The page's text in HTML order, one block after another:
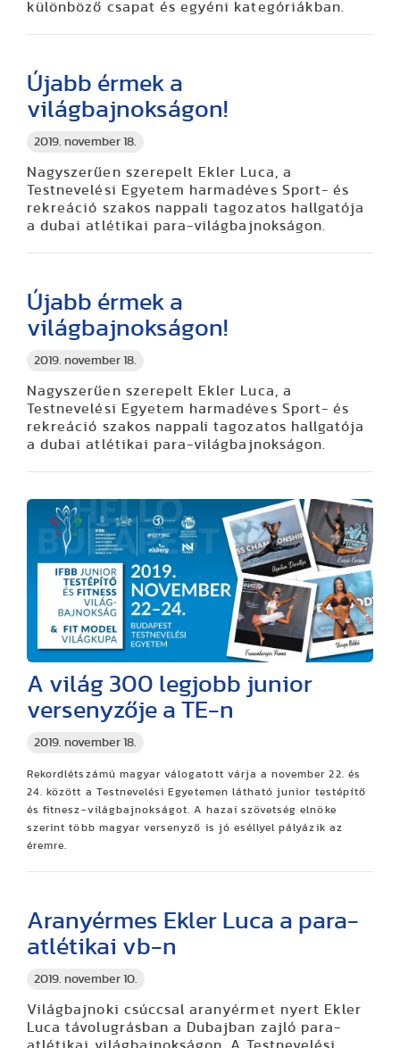
különböző csapat és egyéni kategóriákban.
2019. november 18.
Újabb érmek a
világbajnokságon!
Nagyszerűen szerepelt Ekler Luca, a
Testnevelési Egyetem harmadéves Sport- és
rekreáció szakos nappali tagozatos hallgatója
a dubai atlétikai para-világbajnokságon.
2019. november 18.
Újabb érmek a
világbajnokságon!
Nagyszerűen szerepelt Ekler Luca, a
Testnevelési Egyetem harmadéves Sport- és
rekreáció szakos nappali tagozatos hallgatója
a dubai atlétikai para-világbajnokságon.
2019. november 18.
A világ 300 legjobb junior
versenyzője a TE-n
Rekordlétszámú magyar válogatott várja a november 22. és
24. között a Testnevelési Egyetemen látható junior testépítő
és fitnesz-világbajnokságot. A hazai szövetség elnöke
szerint több magyar versenyző is jó eséllyel pályázik az
éremre.
2019. november 10.
Aranyérmes Ekler Luca a para-
atlétikai vb-n
Világbajnoki csúccsal aranyérmet nyert Ekler
Luca távolugrásban a Dubajban zajló para-